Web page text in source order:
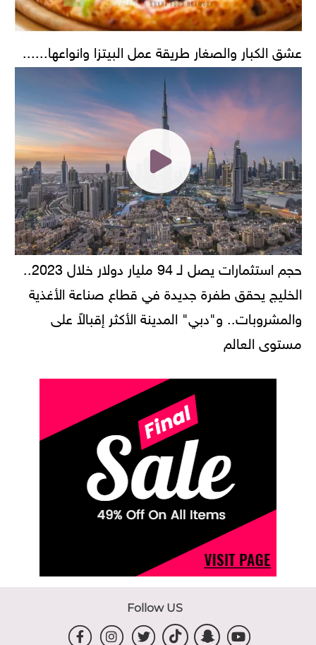
عشق الكبار والصغار طريقة عمل البيتزا وانواعها......
حجم استثمارات يصل لـ 94 مليار دولار خلال 2023..
الخليج يحقق طفرة جديدة في قطاع صناعة الأغذية
والمشروبات.. و"دبي" المدينة الأكثر إقبالاً على
مستوى العالم
Follow US